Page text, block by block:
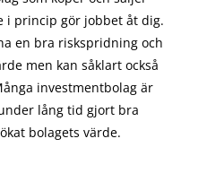
i princip görjobbet åt dig.
en bra riskspridning och
men kan såklart också
investmentbolag är
lång tid gjort bra
bolagets värde.